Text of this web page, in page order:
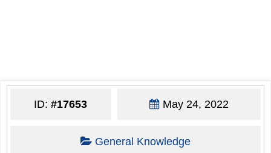
ID:#17653 May 24, 2022
General Knowledge